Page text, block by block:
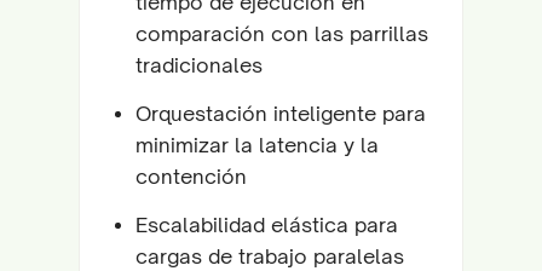
comparación con las parrillas
tradicionales
Orquestación inteligente para
minimizar la latencia y la
contención
Escalabilidad elástica para
cargas de trabajo paralelas